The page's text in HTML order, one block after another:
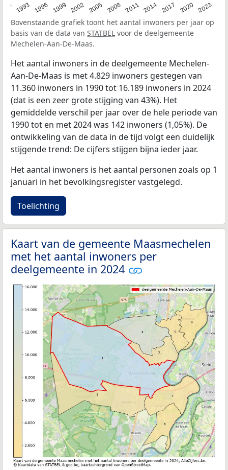
1993 1996 1999 2002 2005 2008 2011 2014 2017 2020 2023
Bovenstaande grafiek toont het aantal inwoners per jaar op
basis van de data van STATBEL voor de deelgemeente
Mechelen-Aan-De-Maas.
Het aantal inwoners in de deelgemeente Mechelen-
Aan-De-Maas is met 4.829 inwoners gestegen van
11.360 inwoners in 1990 tot 16.189 inwoners in 2024
(dat is een zeer grote stijging van 43%). Het
gemiddelde verschil per jaar over de hele periode van
1990 tot en met 2024 was 142 inwoners (1,05%). De
ontwikkeling van de data in de tijd volgt een duidelijk
stijgende trend: De cijfers stijgen bijna ieder jaar.
Het aantal inwoners is het aantal personen zoals op 1
januari in het bevolkingsregister vastgelegd.
Toelichting
Kaart van de gemeente Maasmechelen
met het aantal inwoners per
deelgemeente in 2024